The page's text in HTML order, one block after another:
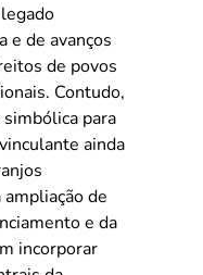
e de avanços
de povos
Contudo,
para
ainda
de
e da
incorporar